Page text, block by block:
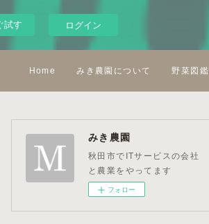
試す ログイン
Home みき農園について 野菜図鑑
みき農園
秋田市でITサービスの会社
と農業をやってます
フォロー